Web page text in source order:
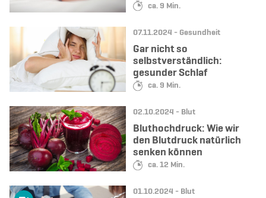
Lesedauer:
ca. 9 Min.
Datum:
07.11.2024 - Kategorie:
Gesundheit
Lesedauer:
ca. 9 Min.
Gar nicht so
selbstverständlich:
gesunder Schlaf
Datum:
02.10.2024 - Kategorie:
Blut
Lesedauer:
ca. 12 Min.
Bluthochdruck: Wie wir
den Blutdruck natürlich
senken können
Datum:
01.10.2024 - Kategorie:
Blut